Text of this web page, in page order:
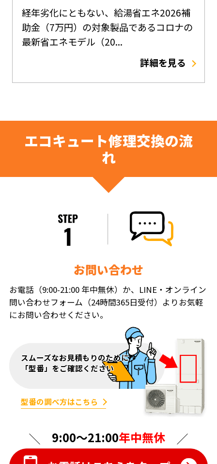
経年劣化にともない、給湯省エネ2026補
助金（7万円）の対象製品であるコロナの
最新省エネモデル（20...
詳細を見る
エコキュート修理交換の流
れ
お問い合わせ
お電話（9:00-21:00 年中無休）か、LINE・オンライン
問い合わせフォーム（24時間365日受付）よりお気軽
にお問い合わせください。
スムーズなお見積もりのために
「型番」をご確認ください
型番の調べ方はこちら
9:00〜21:00年中無休